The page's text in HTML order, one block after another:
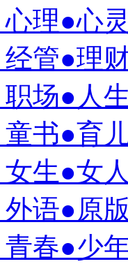
理●心
管●理
场●人
书●育
生●女
语●原
春●少